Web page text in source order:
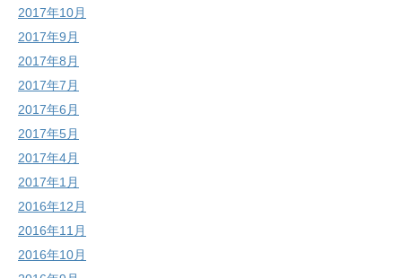
2017年10月
2017年9月
2017年8月
2017年7月
2017年6月
2017年5月
2017年4月
2017年1月
2016年12月
2016年11月
2016年10月